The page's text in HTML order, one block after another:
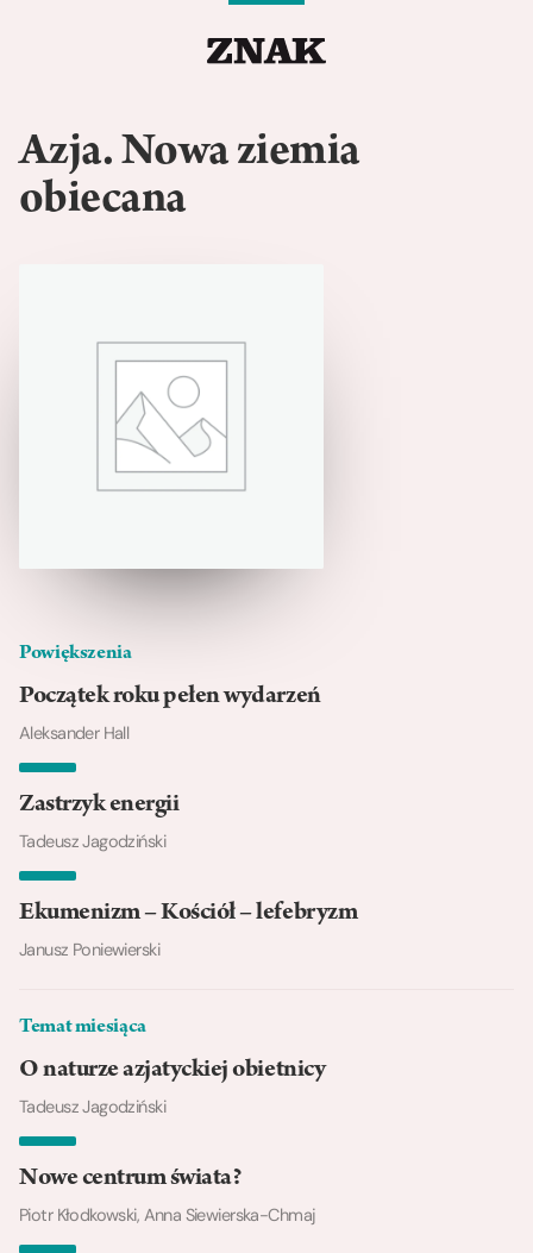
Azja. Nowa ziemia
obiecana
Powiększenia
Początek roku pełen wydarzeń
Aleksander Hall
Zastrzyk energii
Tadeusz Jagodziński
Ekumenizm – Kościół – lefebryzm
Janusz Poniewierski
Temat miesiąca
O naturze azjatyckiej obietnicy
Tadeusz Jagodziński
Nowe centrum świata?
Piotr Kłodkowski, Anna Siewierska-Chmaj